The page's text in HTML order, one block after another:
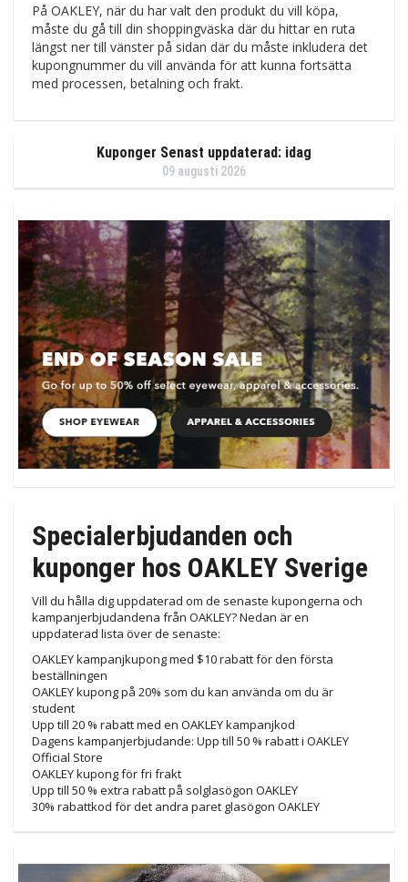
På OAKLEY, när du har valt den produkt du vill köpa,
måste du gå till din shoppingväska där du hittar en ruta
längst ner till vänster på sidan där du måste inkludera det
kupongnummer du vill använda för att kunna fortsätta
med processen, betalning och frakt.
Kuponger Senast uppdaterad: idag
09 augusti 2026
Specialerbjudanden och
kuponger hos OAKLEY Sverige
Vill du hålla dig uppdaterad om de senaste kupongerna och
kampanjerbjudandena från OAKLEY? Nedan är en
uppdaterad lista över de senaste:
OAKLEY kampanjkupong med $10 rabatt för den första
beställningen
OAKLEY kupong på 20% som du kan använda om du är
student
Upp till 20 % rabatt med en OAKLEY kampanjkod
Dagens kampanjerbjudande: Upp till 50 % rabatt i OAKLEY
Official Store
OAKLEY kupong för fri frakt
Upp till 50 % extra rabatt på solglasögon OAKLEY
30% rabattkod för det andra paret glasögon OAKLEY